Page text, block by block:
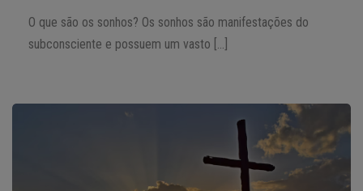
O que são os sonhos? Os sonhos são manifestações do
subconsciente e possuem um vasto […]